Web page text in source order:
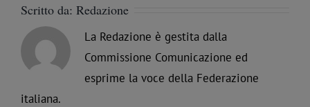
Scritto da: Redazione
La Redazione è gestita dalla
Commissione Comunicazione ed
esprime la voce della Federazione
italiana.